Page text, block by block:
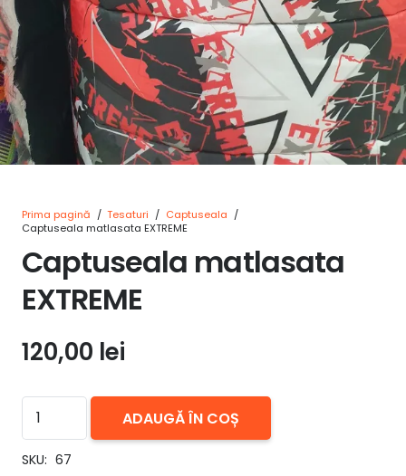
Prima pagină / Tesaturi / Captuseala /
Captuseala matlasata EXTREME
Captuseala matlasata
EXTREME
120,00 lei
Cantitate
Captuseala
matlasata
ADAUGĂ ÎN COȘ
SKU: 67